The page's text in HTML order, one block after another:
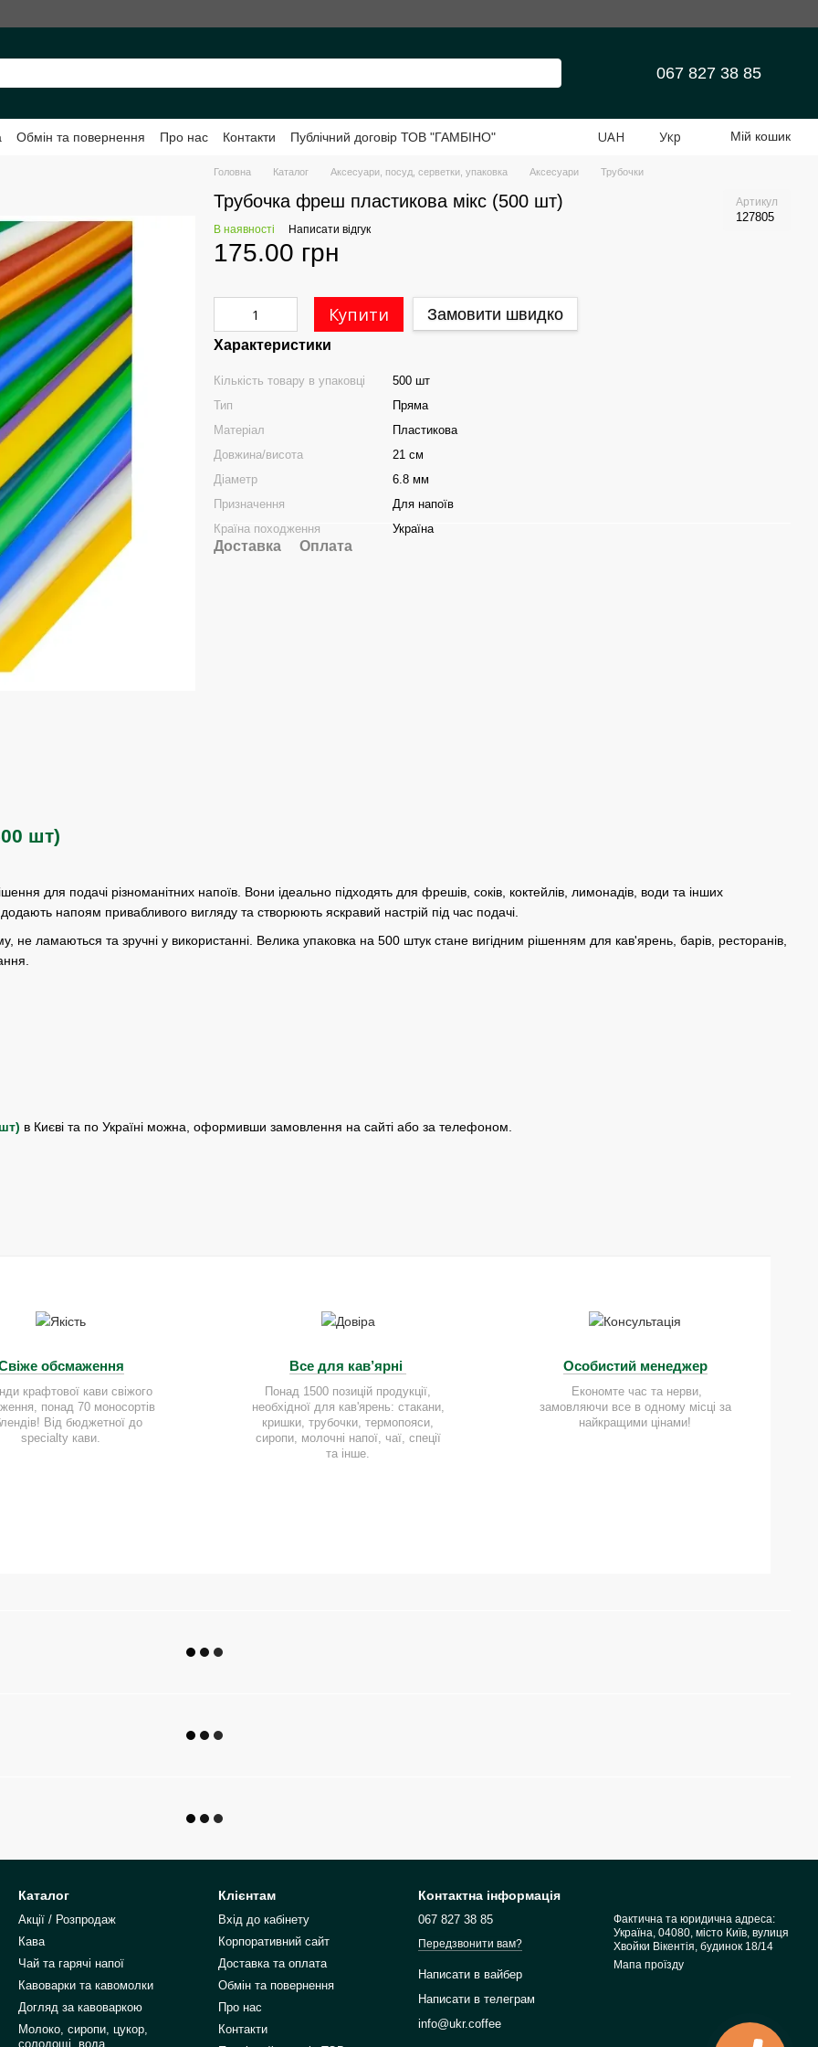
067 827 38 85
Обмін та повернення Про нас Контакти
Публічний договір ТОВ "ГАМБІНО"
UAH Укр Мій кошик
Головна Каталог Аксесуари, посуд, серветки, упаковка Аксесуари Трубочки
Трубочка фреш пластикова мікс (500 шт) Артикул
127805
В наявності Написати відгук
175.00 грн
Купити Замовити швидко
Характеристики
Кількість товару в упаковці
500 шт
Тип
Пряма
Матеріал
Пластикова
Довжина/висота
21 см
Діаметр
6.8 мм
Призначення
Для напоїв
Країна походження
Україна
Доставка Оплата
шт)
для подачі різноманітних напоїв. Вони ідеально підходять для фрешів, соків, коктейлів, лимонадів, води та інших
напоям привабливого вигляду та створюють яскравий настрій під час подачі.
не ламаються та зручні у використанні. Велика упаковка на 500 штук стане вигідним рішенням для кав'ярень, барів, ресторанів,
в Києві та по Україні можна, оформивши замовлення на сайті або за телефоном.
обсмаження
крафтової кави свіжого
понад 70 моносортів
Від бюджетної до
specialty кави.
Все для кав’ярні
Понад 1500 позицій продукції,
необхідної для кав'ярень: стакани,
кришки, трубочки, термопояси,
сиропи, молочні напої, чаї, спеції
та інше.
Особистий менеджер
Економте час та нерви,
замовляючи все в одному місці за
найкращими цінами!
Каталог
Акції / Розпродаж
Кава
Чай та гарячі напої
Кавоварки та кавомолки
Догляд за кавоваркою
Молоко, сиропи, цукор,
солодощі, вода
Клієнтам
Вхід до кабінету
Корпоративний сайт
Доставка та оплата
Обмін та повернення
Про нас
Контакти
Контактна інформація
067 827 38 85
Передзвонити вам?
Написати в вайбер
Написати в телеграм
info@ukr.coffee
Фактична та юридична адреса:
Україна, 04080, місто Київ, вулиця
Хвойки Вікентія, будинок 18/14
Мапа проїзду